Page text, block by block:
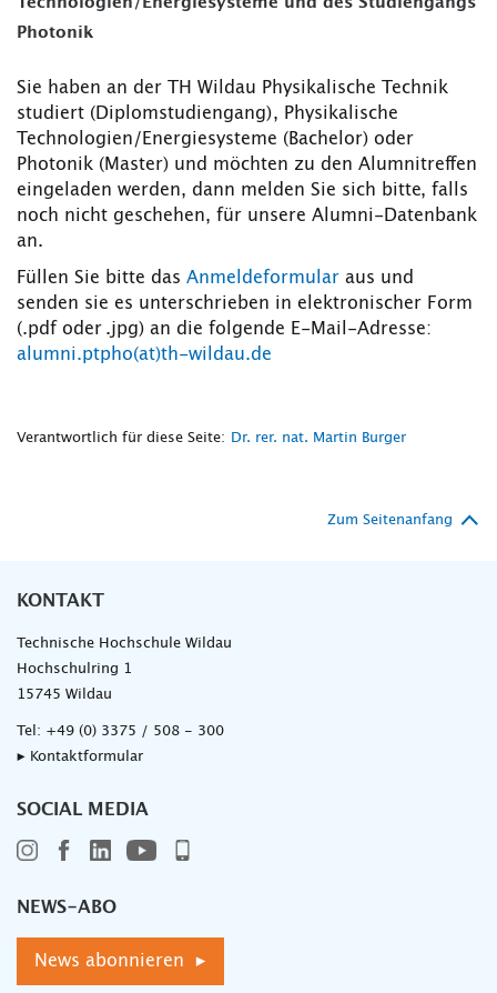
Photonik
Sie haben an der TH Wildau Physikalische Technik
studiert (Diplomstudiengang), Physikalische
Technologien/Energiesysteme (Bachelor) oder
Photonik (Master) und möchten zu den Alumnitreffen
eingeladen werden, dann melden Sie sich bitte, falls
noch nicht geschehen, für unsere Alumni-Datenbank
an.
Füllen Sie bitte das Anmeldeformular aus und
senden sie es unterschrieben in elektronischer Form
(.pdf oder .jpg) an die folgende E-Mail-Adresse:
alumni.ptpho(at)th-wildau.de
Verantwortlich für diese Seite: Dr. rer. nat. Martin Burger
Zum Seitenanfang
KONTAKT
Technische Hochschule Wildau
Hochschulring 1
15745 Wildau
Tel: +49 (0) 3375 / 508 - 300
▸ Kontaktformular
SOCIAL MEDIA
NEWS-ABO
News abonnieren ▸